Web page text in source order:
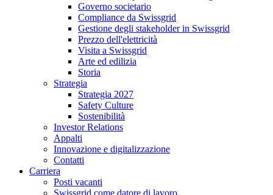
Governo societario
Compliance da Swissgrid
Gestione degli stakeholder in Swissgrid
Prezzo dell'elettricità
Visita a Swissgrid
Arte ed edilizia
Storia
Strategia
Strategia 2027
Safety Culture
Sostenibilità
Investor Relations
Appalti
Innovazione e digitalizzazione
Contatti
Carriera
Posti vacanti
Swissgrid come datore di lavoro